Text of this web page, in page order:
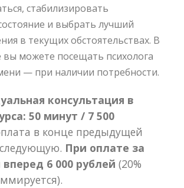
стабилизировать
и выбрать лучший
в текущих обстоятельствах. В
можете посещать психолога
— при наличии потребности.
консультация в
50 минут / 7 500
в конце предыдущей
следующую. При оплате за
вперед 6 000 рублей (20%